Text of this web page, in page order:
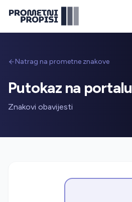
Natrag na prometne znakove
Putokaz na portalu
Znakovi obavijesti